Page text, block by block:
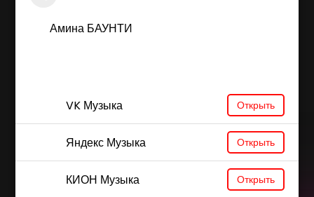
Амина БАУНТИ
VK Музыка Открыть
Яндекс Музыка Открыть
КИОН Музыка Открыть